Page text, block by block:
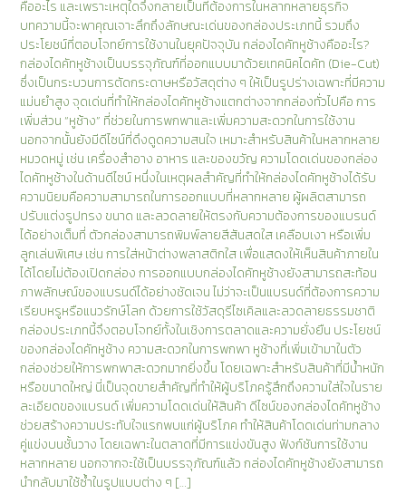
คืออะไร และเพราะเหตุใดจึงกลายเป็นที่ต้องการในหลากหลายธุรกิจ
บทความนี้จะพาคุณเจาะลึกถึงลักษณะเด่นของกล่องประเภทนี้ รวมถึง
ประโยชน์ที่ตอบโจทย์การใช้งานในยุคปัจจุบัน กล่องไดคัทหูช้างคืออะไร?
กล่องไดคัทหูช้างเป็นบรรจุภัณฑ์ที่ออกแบบมาด้วยเทคนิคไดคัท (Die-Cut)
ซึ่งเป็นกระบวนการตัดกระดาษหรือวัสดุต่าง ๆ ให้เป็นรูปร่างเฉพาะที่มีความ
แม่นยำสูง จุดเด่นที่ทำให้กล่องไดคัทหูช้างแตกต่างจากกล่องทั่วไปคือ การ
เพิ่มส่วน “หูช้าง” ที่ช่วยในการพกพาและเพิ่มความสะดวกในการใช้งาน
นอกจากนั้นยังมีดีไซน์ที่ดึงดูดความสนใจ เหมาะสำหรับสินค้าในหลากหลาย
หมวดหมู่ เช่น เครื่องสำอาง อาหาร และของขวัญ ความโดดเด่นของกล่อง
ไดคัทหูช้างในด้านดีไซน์ หนึ่งในเหตุผลสำคัญที่ทำให้กล่องไดคัทหูช้างได้รับ
ความนิยมคือความสามารถในการออกแบบที่หลากหลาย ผู้ผลิตสามารถ
ปรับแต่งรูปทรง ขนาด และลวดลายให้ตรงกับความต้องการของแบรนด์
ได้อย่างเต็มที่ ตัวกล่องสามารถพิมพ์ลายสีสันสดใส เคลือบเงา หรือเพิ่ม
ลูกเล่นพิเศษ เช่น การใส่หน้าต่างพลาสติกใส เพื่อแสดงให้เห็นสินค้าภายใน
ได้โดยไม่ต้องเปิดกล่อง การออกแบบกล่องไดคัทหูช้างยังสามารถสะท้อน
ภาพลักษณ์ของแบรนด์ได้อย่างชัดเจน ไม่ว่าจะเป็นแบรนด์ที่ต้องการความ
เรียบหรูหรือแนวรักษ์โลก ด้วยการใช้วัสดุรีไซเคิลและลวดลายธรรมชาติ
กล่องประเภทนี้จึงตอบโจทย์ทั้งในเชิงการตลาดและความยั่งยืน ประโยชน์
ของกล่องไดคัทหูช้าง ความสะดวกในการพกพา หูช้างที่เพิ่มเข้ามาในตัว
กล่องช่วยให้การพกพาสะดวกมากยิ่งขึ้น โดยเฉพาะสำหรับสินค้าที่มีน้ำหนัก
หรือขนาดใหญ่ นี่เป็นจุดขายสำคัญที่ทำให้ผู้บริโภครู้สึกถึงความใส่ใจในราย
ละเอียดของแบรนด์ เพิ่มความโดดเด่นให้สินค้า ดีไซน์ของกล่องไดคัทหูช้าง
ช่วยสร้างความประทับใจแรกพบแก่ผู้บริโภค ทำให้สินค้าโดดเด่นท่ามกลาง
คู่แข่งบนชั้นวาง โดยเฉพาะในตลาดที่มีการแข่งขันสูง ฟังก์ชันการใช้งาน
หลากหลาย นอกจากจะใช้เป็นบรรจุภัณฑ์แล้ว กล่องไดคัทหูช้างยังสามารถ
นำกลับมาใช้ซ้ำในรูปแบบต่าง ๆ […]